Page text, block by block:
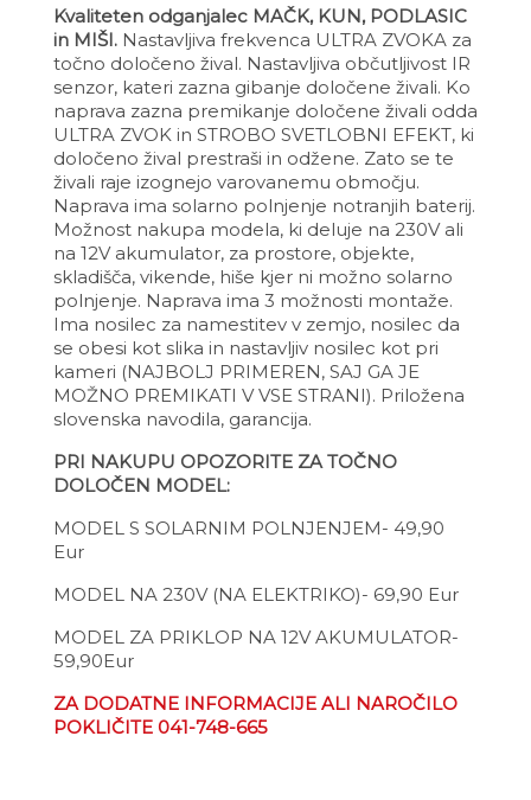
Kvaliteten odganjalec MAČK, KUN, PODLASIC
in MIŠI. Nastavljiva frekvenca ULTRA ZVOKA za
točno določeno žival. Nastavljiva občutljivost IR
senzor, kateri zazna gibanje določene živali. Ko
naprava zazna premikanje določene živali odda
ULTRA ZVOK in STROBO SVETLOBNI EFEKT, ki
določeno žival prestraši in odžene. Zato se te
živali raje izognejo varovanemu območju.
Naprava ima solarno polnjenje notranjih baterij.
Možnost nakupa modela, ki deluje na 230V ali
na 12V akumulator, za prostore, objekte,
skladišča, vikende, hiše kjer ni možno solarno
polnjenje. Naprava ima 3 možnosti montaže.
Ima nosilec za namestitev v zemjo, nosilec da
se obesi kot slika in nastavljiv nosilec kot pri
kameri (NAJBOLJ PRIMEREN, SAJ GA JE
MOŽNO PREMIKATI V VSE STRANI). Priložena
slovenska navodila, garancija.
PRI NAKUPU OPOZORITE ZA TOČNO
DOLOČEN MODEL:
MODEL S SOLARNIM POLNJENJEM- 49,90
Eur
MODEL NA 230V (NA ELEKTRIKO)- 69,90 Eur
MODEL ZA PRIKLOP NA 12V AKUMULATOR-
59,90Eur
ZA DODATNE INFORMACIJE ALI NAROČILO
POKLIČITE 041-748-665